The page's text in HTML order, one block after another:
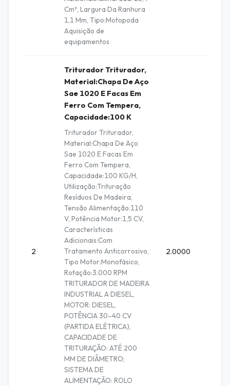
Cm³, Largura Da Ranhura
1,1 Mm, Tipo:Motopoda
Aquisição de
equipamentos
2
Triturador Triturador,
Material:Chapa De Aço
Sae 1020 E Facas Em
Ferro Com Tempera,
Capacidade:100 K
Triturador Triturador,
Material:Chapa De Aço
Sae 1020 E Facas Em
Ferro Com Tempera,
Capacidade:100 KG/H,
Utilização:Trituração
Resíduos De Madeira,
Tensão Alimentação:110
V, Potência Motor:1,5 CV,
Características
Adicionais:Com
Tratamento Anticorrosivo,
Tipo Motor:Monofásico,
Rotação:3.000 RPM
TRITURADOR DE MADEIRA
INDUSTRIAL A DIESEL,
MOTOR: DIESEL,
POTÊNCIA 30–40 CV
(PARTIDA ELÉTRICA),
CAPACIDADE DE
TRITURAÇÃO: ATÉ 200
MM DE DIÂMETRO;
SISTEMA DE
ALIMENTAÇÃO: ROLO
2.0000